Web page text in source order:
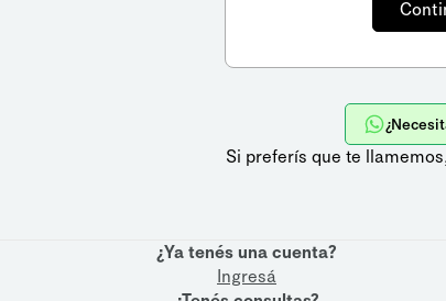
Si preferís que te
¿Ya tenés una cuenta?
Ingresá